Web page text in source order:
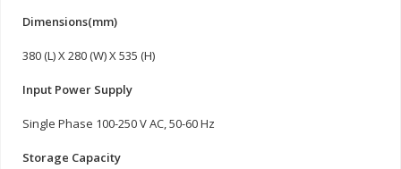
Dimensions(mm)
380 (L) X 280 (W) X 535 (H)
Input Power Supply
Single Phase 100-250 V AC, 50-60 Hz
Storage Capacity